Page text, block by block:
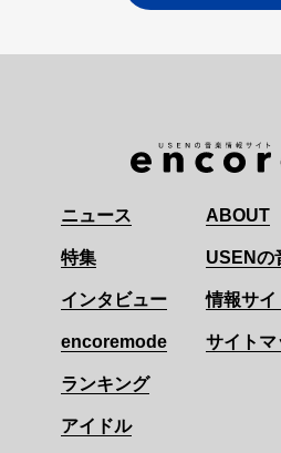
ニュース
特集
インタビュー
encoremode
ランキング
アイドル
ABOUT
USENの
情報サイ
サイトマ